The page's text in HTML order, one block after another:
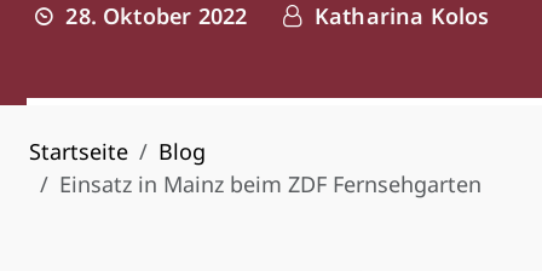
28. Oktober 2022 Katharina Kolos
Startseite
Blog
Einsatz in Mainz beim ZDF Fernsehgarten